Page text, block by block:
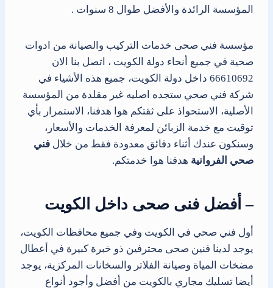
المؤسسة الرائدة والأفضل طوال 8 سنوات .
مؤسسة فني صحى خدمات التركيب والصيانة من ادوات
صحية في جميع أنحاء دولة الكويت ، اتصل بنا الان
66610692 داخل دولة الكويت، جميع هذه الأشياء في
شركة فني صحي ستجده اصليه غير مقلدة من المؤسسة
الأصلية، الاستحواذ على ثقتكم هوا هدفنا، الاستمرار بأي
توقيت مع خدمة الزبائن لمعرفة الخدمات والأسعار،
وسنكون عندك أثناء دقائق معدودة فقط من خلال فني
صحي الفروانية هدفنا هوا خدمتكم.
– أفضل فنى صحى داخل الكويت
أول فني صحي في الكويت وفي جميع محافظات الكويت،
يوجد لدينا فنين صحى محترفين ذو خبرة كبيرة في أعطال
مضخات المياة وصيانة الفلاتر والسخانات المركزية، يوجد
أيضا تسليك مجاري بالكويت من أفضل وأجود أنواع